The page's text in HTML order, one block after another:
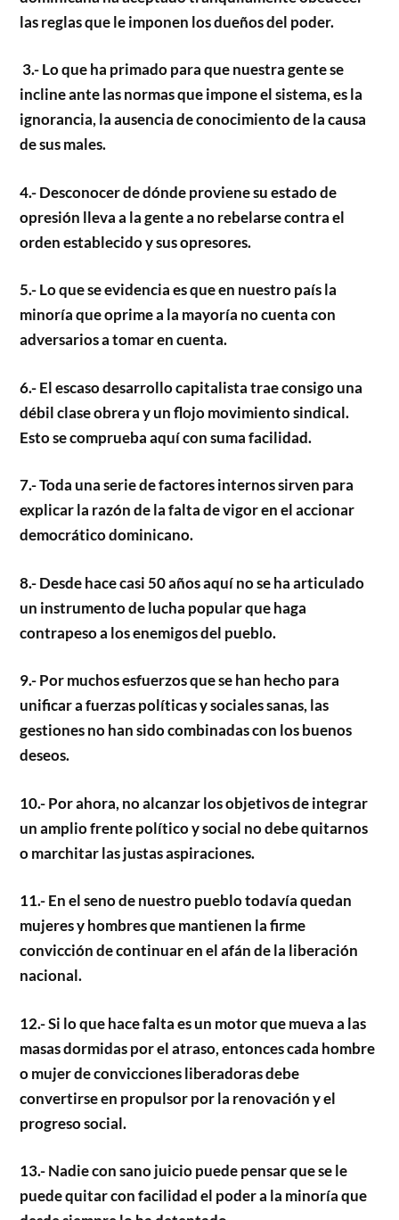
las reglas que le imponen los dueños del poder.
3.- Lo que ha primado para que nuestra gente se
incline ante las normas que impone el sistema, es la
ignorancia, la ausencia de conocimiento de la causa
de sus males.
4.- Desconocer de dónde proviene su estado de
opresión lleva a la gente a no rebelarse contra el
orden establecido y sus opresores.
5.- Lo que se evidencia es que en nuestro país la
minoría que oprime a la mayoría no cuenta con
adversarios a tomar en cuenta.
6.- El escaso desarrollo capitalista trae consigo una
débil clase obrera y un flojo movimiento sindical.
Esto se comprueba aquí con suma facilidad.
7.- Toda una serie de factores internos sirven para
explicar la razón de la falta de vigor en el accionar
democrático dominicano.
8.- Desde hace casi 50 años aquí no se ha articulado
un instrumento de lucha popular que haga
contrapeso a los enemigos del pueblo.
9.- Por muchos esfuerzos que se han hecho para
unificar a fuerzas políticas y sociales sanas, las
gestiones no han sido combinadas con los buenos
deseos.
10.- Por ahora, no alcanzar los objetivos de integrar
un amplio frente político y social no debe quitarnos
o marchitar las justas aspiraciones.
11.- En el seno de nuestro pueblo todavía quedan
mujeres y hombres que mantienen la firme
convicción de continuar en el afán de la liberación
nacional.
12.- Si lo que hace falta es un motor que mueva a las
masas dormidas por el atraso, entonces cada hombre
o mujer de convicciones liberadoras debe
convertirse en propulsor por la renovación y el
progreso social.
13.- Nadie con sano juicio puede pensar que se le
puede quitar con facilidad el poder a la minoría que